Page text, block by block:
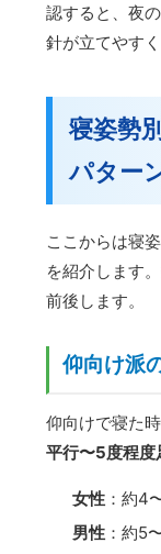
認すると、夜
針が立てやすく
寝姿勢
パター
ここからは寝
を紹介します
前後します。
仰向け派
仰向けで寝た時
平行〜5度程度
女性 ：約4
男性 ：約5